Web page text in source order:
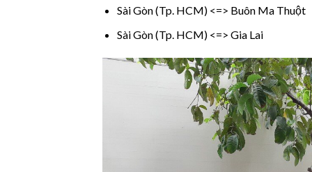
Sài Gòn (Tp. HCM) <=> Buôn Ma Thuột
Sài Gòn (Tp. HCM) <=> Gia Lai